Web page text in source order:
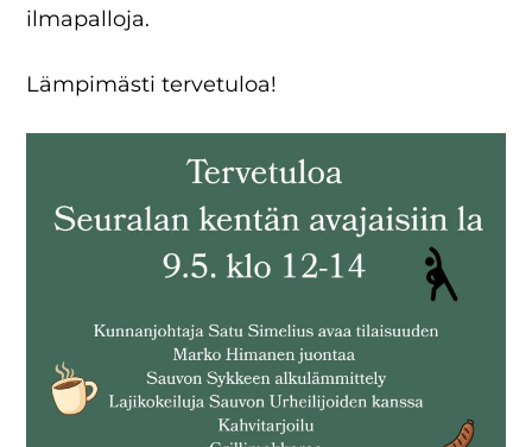
ilmapalloja.
Lämpimästi tervetuloa!